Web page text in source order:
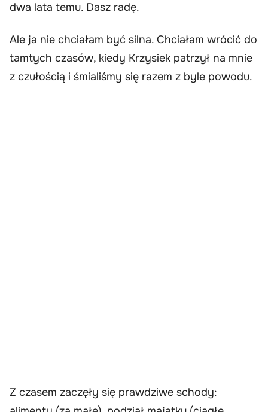
dwa lata temu. Dasz radę.
Ale ja nie chciałam być silna. Chciałam wrócić do
tamtych czasów, kiedy Krzysiek patrzył na mnie
z czułością i śmialiśmy się razem z byle powodu.
Z czasem zaczęły się prawdziwe schody: